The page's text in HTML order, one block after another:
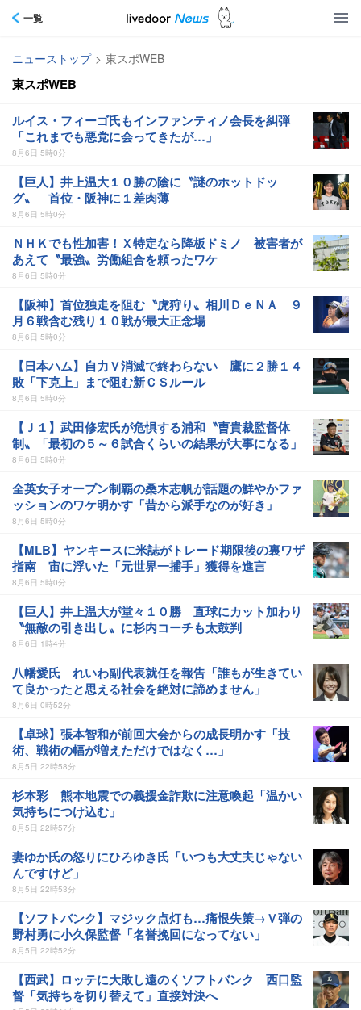
一覧
ニューストップ > 東スポWEB
東スポWEB
ルイス・フィーゴ氏もインファンティノ会長を糾弾
「これまでも悪党に会ってきたが…」
8月6日 5時0分
【巨人】井上温大１０勝の陰に〝謎のホットドッ
グ〟 首位・阪神に１差肉薄
8月6日 5時0分
ＮＨＫでも性加害！Ｘ特定なら降板ドミノ 被害者が
あえて〝最強〟労働組合を頼ったワケ
8月6日 5時0分
【阪神】首位独走を阻む〝虎狩り〟相川ＤｅＮＡ ９
月６戦含む残り１０戦が最大正念場
8月6日 5時0分
【日本ハム】自力Ｖ消滅で終わらない 鷹に２勝１４
敗「下克上」まで阻む新ＣＳルール
8月6日 5時0分
【Ｊ１】武田修宏氏が危惧する浦和〝曺貴裁監督体
制〟「最初の５～６試合くらいの結果が大事になる」
8月6日 5時0分
全英女子オープン制覇の桑木志帆が話題の鮮やかファ
ッションのワケ明かす「昔から派手なのが好き」
8月6日 5時0分
【MLB】ヤンキースに米誌がトレード期限後の裏ワザ
指南 宙に浮いた「元世界一捕手」獲得を進言
8月6日 5時0分
【巨人】井上温大が堂々１０勝 直球にカット加わり
〝無敵の引き出し〟に杉内コーチも太鼓判
8月6日 1時4分
八幡愛氏 れいわ副代表就任を報告「誰もが生きてい
て良かったと思える社会を絶対に諦めません」
8月6日 0時52分
【卓球】張本智和が前回大会からの成長明かす「技
術、戦術の幅が増えただけではなく…」
8月5日 22時58分
杉本彩 熊本地震での義援金詐欺に注意喚起「温かい
気持ちにつけ込む」
8月5日 22時57分
妻ゆか氏の怒りにひろゆき氏「いつも大丈夫じゃない
んですけど」
8月5日 22時53分
【ソフトバンク】マジック点灯も…痛恨失策→Ｖ弾の
野村勇に小久保監督「名誉挽回になってない」
8月5日 22時52分
【西武】ロッテに大敗し遠のくソフトバンク 西口監
督「気持ちを切り替えて」直接対決へ